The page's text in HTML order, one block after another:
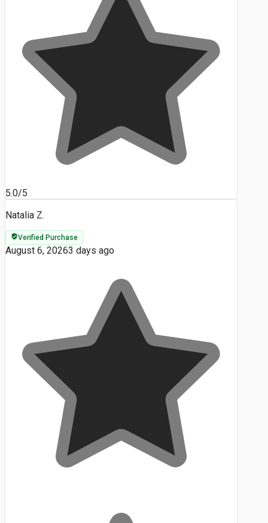
5.0/5
Natalia Z.
Verified Purchase
August 6, 20263 days ago